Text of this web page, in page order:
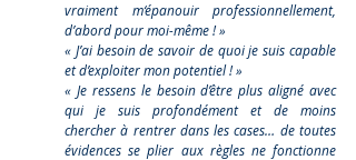
vraiment m‘épanouir professionnellement,
d’abord pour moi-même ! »
« J’ai besoin de savoir de quoi je suis capable
et d’exploiter mon potentiel ! »
« Je ressens le besoin d’être plus aligné avec
qui je suis profondément et de moins
chercher à rentrer dans les cases… de toutes
évidences se plier aux règles ne fonctionne